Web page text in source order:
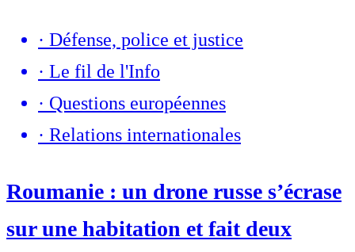
· Défense, police et justice
· Le fil de l'Info
· Questions européennes
· Relations internationales
Roumanie : un drone russe s’écrase
sur une habitation et fait deux